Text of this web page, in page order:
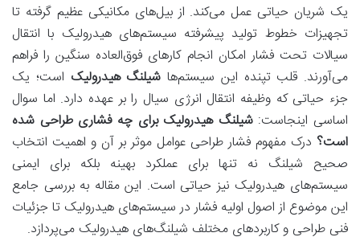
یک شریان حیاتی عمل می‌کند. از بیل‌های مکانیکی عظیم گرفته تا
تجهیزات خطوط تولید پیشرفته سیستم‌های هیدرولیک با انتقال
سیالات تحت فشار امکان انجام کارهای فوق‌العاده سنگین را فراهم
می‌آورند. قلب تپنده این سیستم‌ها شیلنگ هیدرولیک است؛ یک
جزء حیاتی که وظیفه انتقال انرژی سیال را بر عهده دارد. اما سوال
اساسی اینجاست:شیلنگ هیدرولیک برای چه فشاری طراحی شده
است؟ درک مفهوم فشار طراحی عوامل موثر بر آن و اهمیت انتخاب
صحیح شیلنگ نه تنها برای عملکرد بهینه بلکه برای ایمنی
سیستم‌های هیدرولیک نیز حیاتی است. این مقاله به بررسی جامع
این موضوع از اصول اولیه فشار در سیستم‌های هیدرولیک تا جزئیات
فنی طراحی و کاربردهای مختلف شیلنگ‌های هیدرولیک می‌پردازد.